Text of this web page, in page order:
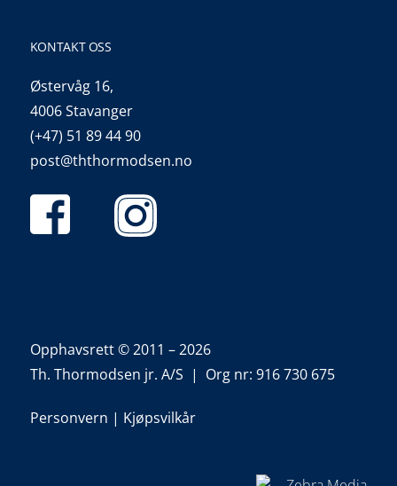
KONTAKT OSS
Østervåg 16,
4006 Stavanger
(+47) 51 89 44 90
post@ththormodsen.no
Opphavsrett © 2011 – 2026
Th. Thormodsen jr. A/S | Org nr: 916 730 675
Personvern | Kjøpsvilkår